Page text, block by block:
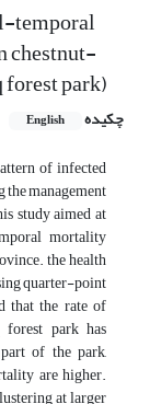
temporal
chestnut-
park)
چکیده English
of infected
management
study aimed at
mortality
the health
quarter-point
that the rate of
park has
of the park,
are higher.